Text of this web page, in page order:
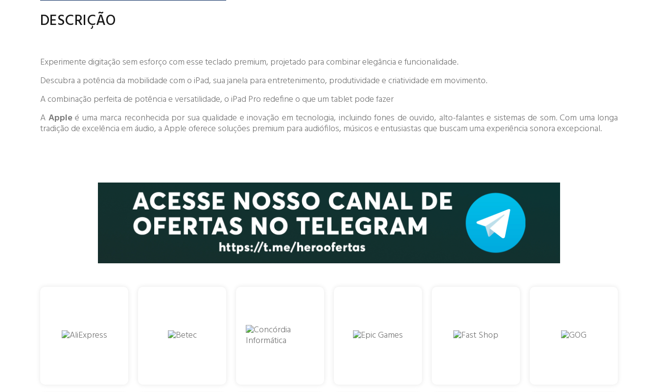
DESCRIÇÃO
Experimente digitação sem esforço com esse teclado premium, projetado para combinar elegância e funcionalidade.
Descubra a potência da mobilidade com o iPad, sua janela para entretenimento, produtividade e criatividade em movimento.
A combinação perfeita de potência e versatilidade, o iPad Pro redefine o que um tablet pode fazer
A Appleé uma marca reconhecida por sua qualidade e inovação em tecnologia, incluindo fones de ouvido, alto-falantes e sistemas de som. Com uma longa
tradição de excelência em áudio, a Apple oferece soluções premium para audiófilos, músicos e entusiastas que buscam uma experiência sonora excepcional.